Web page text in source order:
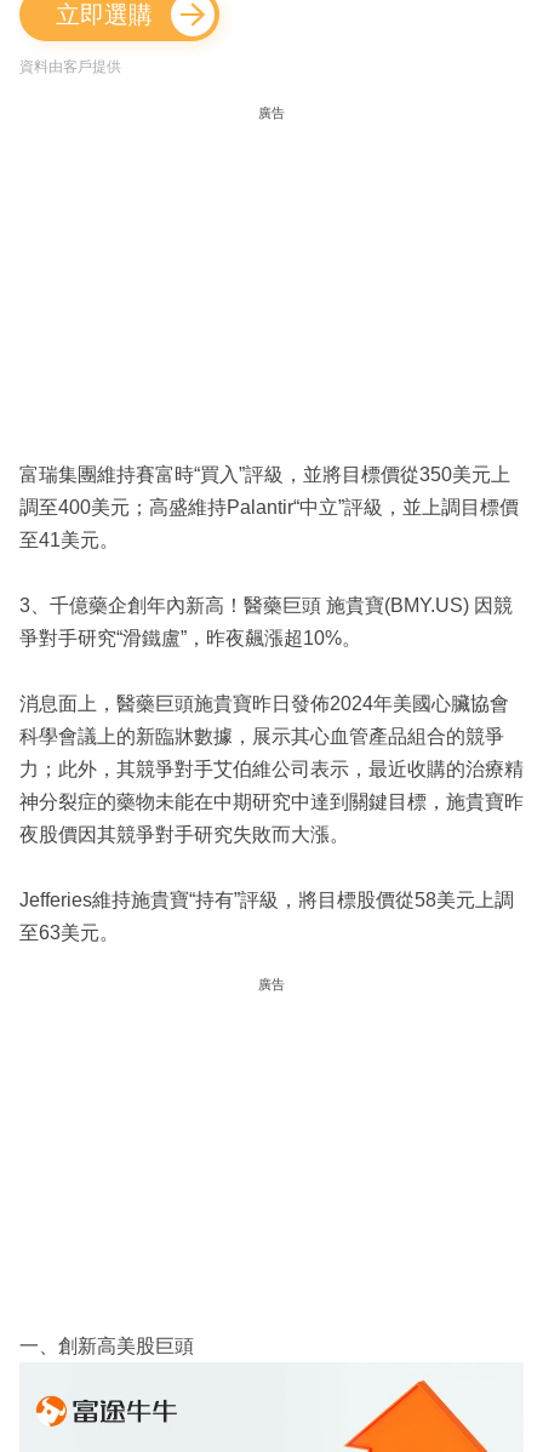
立即選購
資料由客戶提供
廣告
富瑞集團維持賽富時“買入”評級，並將目標價從350美元上
調至400美元；高盛維持Palantir“中立”評級，並上調目標價
至41美元。
3、千億藥企創年內新高！醫藥巨頭 施貴寶(BMY.US) 因競
爭對手研究“滑鐵盧”，昨夜飆漲超10%。
消息面上，醫藥巨頭施貴寶昨日發佈2024年美國心臟協會
科學會議上的新臨牀數據，展示其心血管產品組合的競爭
力；此外，其競爭對手艾伯維公司表示，最近收購的治療精
神分裂症的藥物未能在中期研究中達到關鍵目標，施貴寶昨
夜股價因其競爭對手研究失敗而大漲。
Jefferies維持施貴寶“持有”評級，將目標股價從58美元上調
至63美元。
廣告
一、創新高美股巨頭